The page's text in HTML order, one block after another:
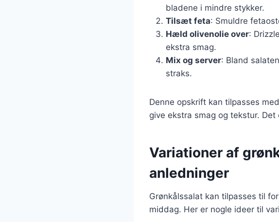
bladene i mindre stykker.
Tilsæt feta: Smuldre
Hæld olivenolie over:
ekstra smag.
Mix og server: Bland
straks.
Denne opskrift kan tilpasses
give ekstra smag og tekstur.
Variationer af
anledninger
Grønkålssalat kan tilpasses til
middag. Her er nogle ideer til